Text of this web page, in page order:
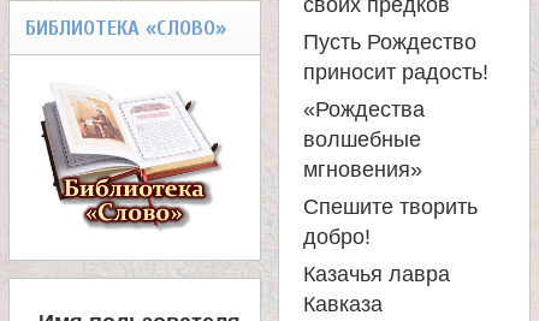
а
с
БИБЛИОТЕКА «СЛОВО»
Пусть Рождество
приносит радость!
«Рождества
волшебные
мгновения»
Спешите творить
добро!
Казачья лавра
Кавказа